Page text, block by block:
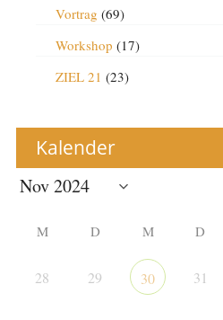
Vortrag (69)
Workshop (17)
ZIEL 21 (23)
Kalender
M D M D
28 29 30 31